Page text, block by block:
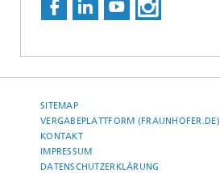
SITEMAP
VERGABEPLATTFORM (FRAUNHOFER.DE)
KONTAKT
IMPRESSUM
DATENSCHUTZERKLÄRUNG